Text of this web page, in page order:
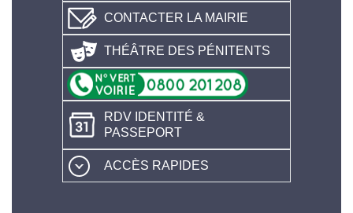
CONTACTER LA MAIRIE
THÉÂTRE DES PÉNITENTS
RDV IDENTITÉ &
PASSEPORT
ACCÈS RAPIDES